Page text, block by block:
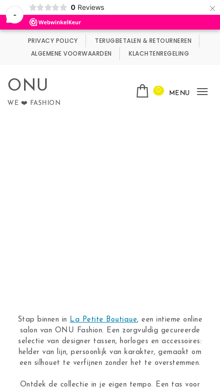
-
0 Reviews ×
Wij maken gebruik van cookies.
PRIVACY POLICY
TERUGBETALEN & RETOURNEREN
ALGEMENE VOORWAARDEN
KLACHTENREGELING
ONU
WE ❤️ FASHION
0 MENU
Stap binnen in La Petite Boutique, een intieme online
salon van ONU Fashion. Een zorgvuldig gecureerde
selectie van designer tassen, horloges en accessoires:
helder van lijn, persoonlijk van karakter, gemaakt om
een silhouet te verfijnen zonder het te overstemmen.
Ontdek de collectie in je eigen tempo. Een tas voor